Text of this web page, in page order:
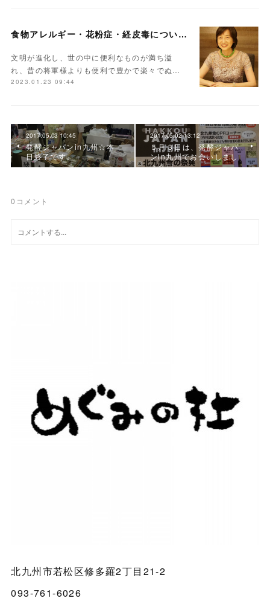
食物アレルギー・花粉症・経皮毒について学んでみませんか？
文明が進化し、世の中に便利なものが満ち溢
れ、昔の将軍様よりも便利で豊かで楽々でぬ…
2023.01.23 09:44
2017.05.03 10:45
発酵ジャパンin九州☆本
日終了です。
2017.05.02 13:12
５月３日は、発酵ジャパ
ンin九州でお会いしまし
ょう♡
0 コメント
北九州市若松区修多羅2丁目21-2
093-761-6026